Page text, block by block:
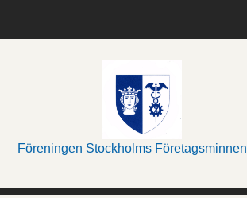
Föreningen Stockholms Företagsminnen